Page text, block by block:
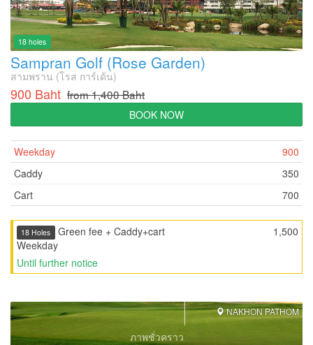
18 holes
Sampran Golf (Rose Garden)
สามพราน (โรส การ์เด้น)
900 Baht from 1,400 Baht
BOOK NOW
Weekday
900
Caddy
350
Cart
700
1,500
18 Holes Green fee + Caddy+cart
Weekday
Until further notice
ภาพชั่วคราว
NAKHON PATHOM